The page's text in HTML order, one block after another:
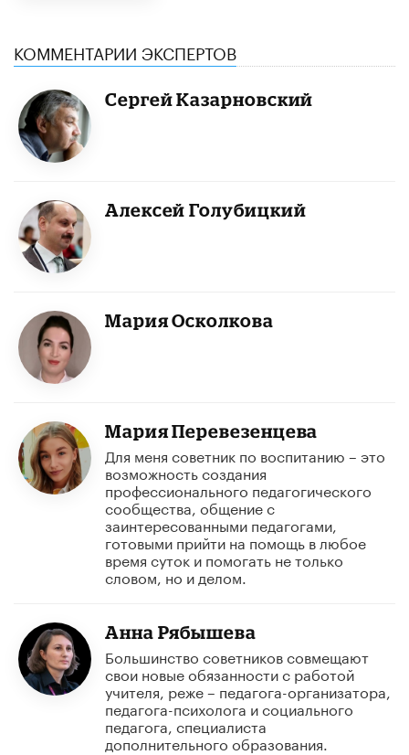
КОММЕНТАРИИ ЭКСПЕРТОВ
Сергей Казарновский
Алексей Голубицкий
Мария Осколкова
Мария Перевезенцева
Для меня советник по воспитанию – это
возможность создания
профессионального педагогического
сообщества, общение с
заинтересованными педагогами,
готовыми прийти на помощь в любое
время суток и помогать не только
словом, но и делом.
Анна Рябышева
Большинство советников совмещают
свои новые обязанности с работой
учителя, реже – педагога-организатора,
педагога-психолога и социального
педагога, специалиста
дополнительного образования.